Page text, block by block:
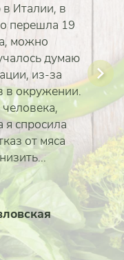
Италии, в
перешла 19
можно
думаю
из-за
в окружении.
я спросила
от мяса
Евгения Пак
Юлия Пыльненькая
Иван Новиков
Александр Лысак
Родион Головачёв
Марина Карпова